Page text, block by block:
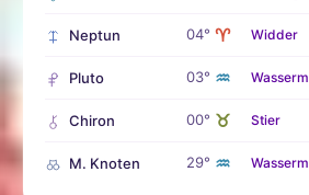
Neptun 04° ♈ Widder
Pluto 03° ♒
Chiron 00° ♉ Stier
M. Knoten 29° ♒